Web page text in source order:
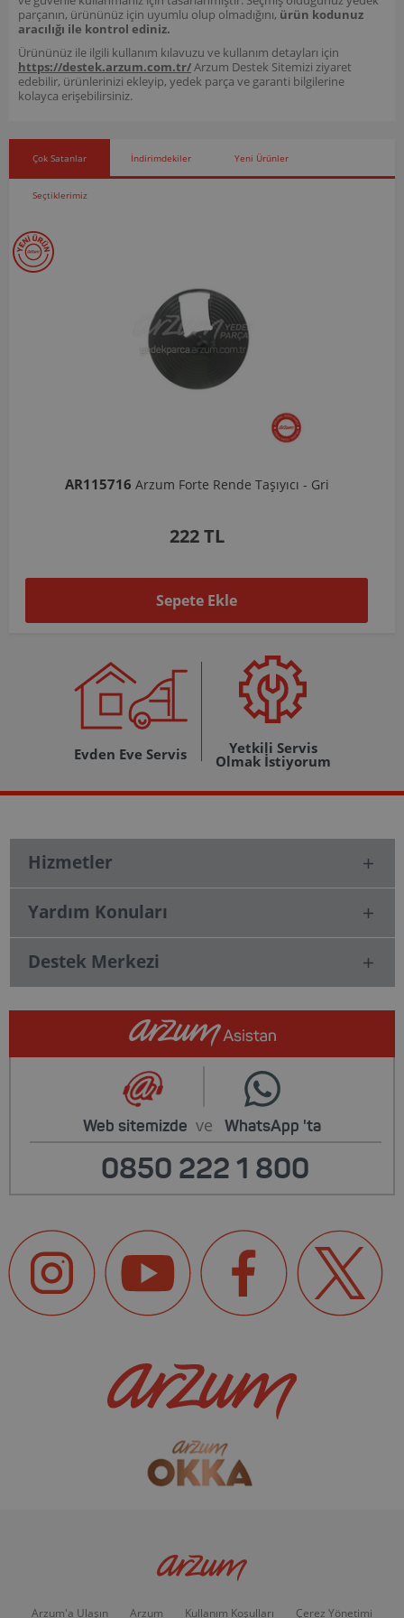
parçanın, ürününüz için uyumlu olup olmadığını, ürün kodunuz
aracılığı ile kontrol ediniz.
Ürününüz ile ilgili kullanım kılavuzu ve kullanım detayları için
https://destek.arzum.com.tr/Arzum Destek Sitemizi ziyaret
edebilir, ürünlerinizi ekleyip, yedek parça ve garanti bilgilerine
kolayca erişebilirsiniz.
Çok Satanlar İndirimdekiler Yeni Ürünler
Seçtiklerimiz
AR103206Arzum Shake'N Take Doğrayıcı Hazne 570 Ml-Koyu Gri
1.037 TL
Sepete Ekle
Evden Eve Servis Yetkili Servis
Olmak İstiyorum
Hizmetler
Yardım Konuları
Destek Merkezi
Web sitemizde ve WhatsApp 'ta
0850 222 1 800
Arzum'a Ulaşın Arzum Kullanım Koşulları Çerez Yönetimi